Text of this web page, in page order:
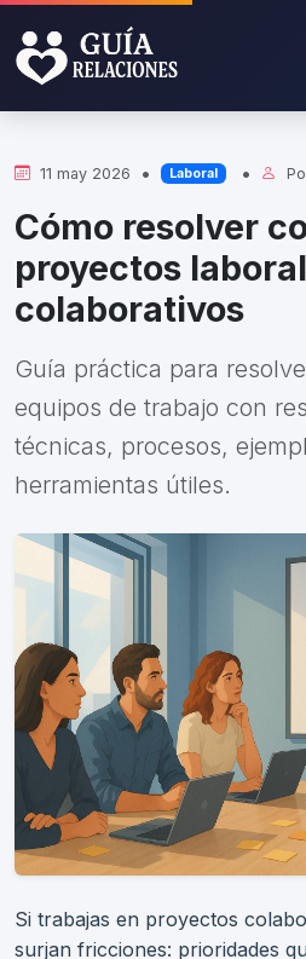
11 may 2026 • Laboral •
Cómo resolver
proyectos
colaborativos
Guía práctica para
equipos de trabajo con
técnicas, procesos,
herramientas útiles.
Si trabajas en proyectos
surjan fricciones: prioridades